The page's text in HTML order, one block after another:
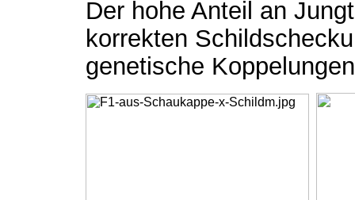
Der hohe Anteil an
korrekten
genetische